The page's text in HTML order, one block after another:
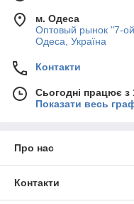
м. Одеса
Оптовый рынок "7-
Одеса, Україна
Контакти
Сьогодні працює з
Показати весь
Про нас
Контакти